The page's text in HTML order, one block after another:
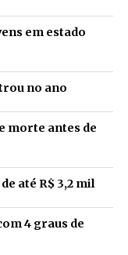
em estado
no ano
morte antes de
até R$ 3,2 mil
4 graus de